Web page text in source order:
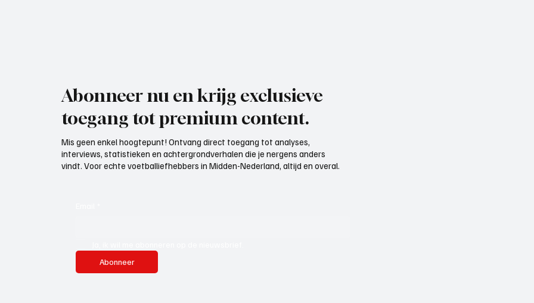
Abonneer nu en krijg exclusieve
toegang tot premium content.
Mis geen enkel hoogtepunt! Ontvang direct toegang tot analyses,
interviews, statistieken en achtergrondverhalen die je nergens anders
vindt. Voor echte voetballiefhebbers in Midden-Nederland, altijd en overal.
Abonneer